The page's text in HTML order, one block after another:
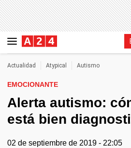
Actualidad Atypical Autismo
EMOCIONANTE
Alerta autismo:
está bien
02 de septiembre de 2019 - 22:05